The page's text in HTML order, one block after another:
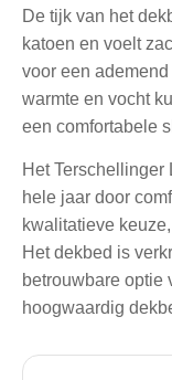
De tijk van het
katoen en voelt
voor een
warmte en vocht
een comfortabele
Het
hele jaar door
kwalitatieve
Het dekbed is
betrouwbare optie
hoogwaardig